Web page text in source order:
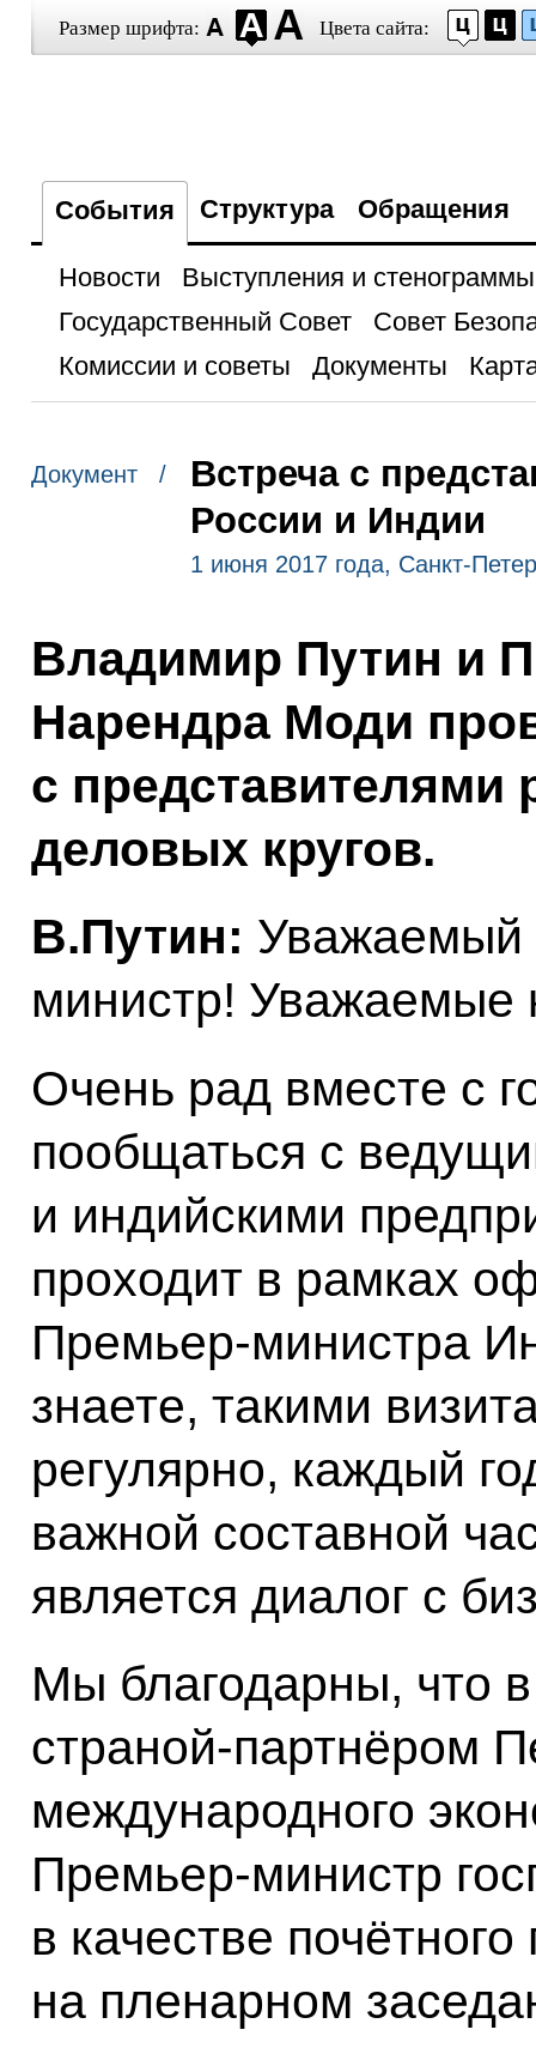
Размер шрифта: Цвета сайта:
События Структура Обращения
Новости
Выступления и стенограммы
Государственный Совет
Совет
Комиссии и советы
Документы
Документ /
Встреча с
России и Индии
1 июня 2017 года, Санкт-
Владимир Путин и
Нарендра Моди
с представителями
деловых кругов.
В.Путин: Уважаемый
министр! Уважаемые
Очень рад вместе с
пообщаться с
и индийскими
проходит в рамках
Премьер-министра
знаете, такими
регулярно, каждый
важной составной
является диалог с
Мы благодарны, что
страной-партнёром
международного
Премьер-министр
в качестве
на пленарном